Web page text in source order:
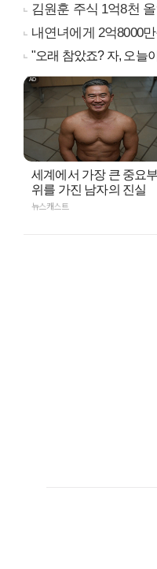
김원훈 주식 1억8천
내연녀에게 2억8000
"오래 참았죠? 자, 오늘
세계에서 가장 큰 중요부
위를 가진 남자의 진실
뉴스캐스트